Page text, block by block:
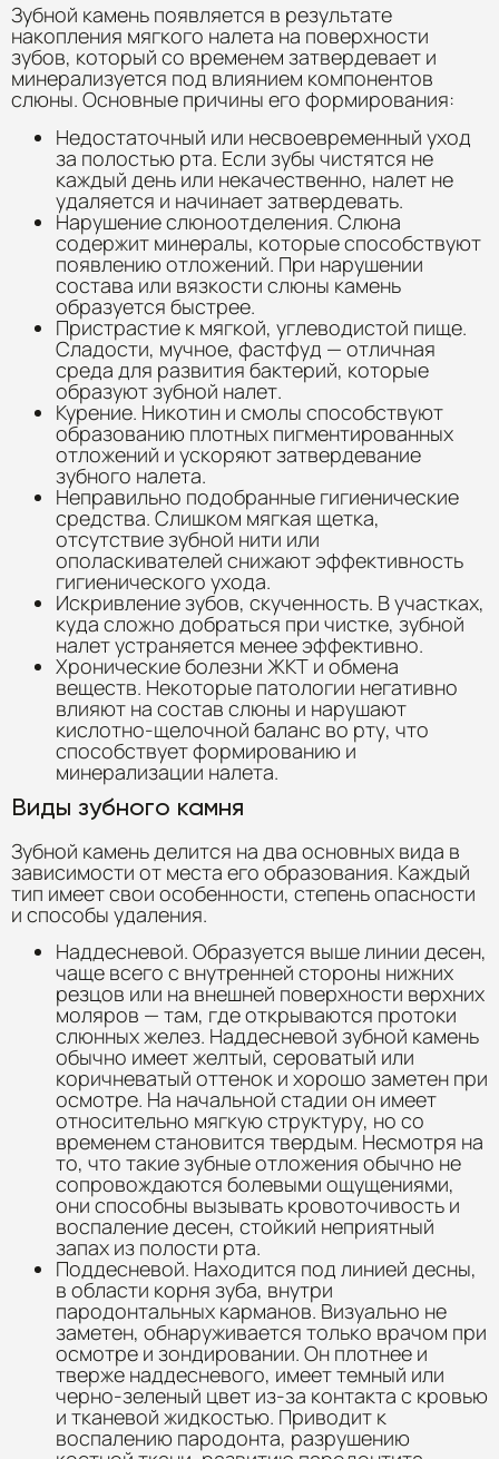
Зубной камень появляется в результате
накопления мягкого налета на поверхности
зубов, который со временем затвердевает и
минерализуется под влиянием компонентов
слюны. Основные причины его формирования:
Недостаточный или несвоевременный уход
за полостью рта. Если зубы чистятся не
каждый день или некачественно, налет не
удаляется и начинает затвердевать.
Нарушение слюноотделения. Слюна
содержит минералы, которые способствуют
появлению отложений. При нарушении
состава или вязкости слюны камень
образуется быстрее.
Пристрастие к мягкой, углеводистой пище.
Сладости, мучное, фастфуд — отличная
среда для развития бактерий, которые
образуют зубной налет.
Курение. Никотин и смолы способствуют
образованию плотных пигментированных
отложений и ускоряют затвердевание
зубного налета.
Неправильно подобранные гигиенические
средства. Слишком мягкая щетка,
отсутствие зубной нити или
ополаскивателей снижают эффективность
гигиенического ухода.
Искривление зубов, скученность. В участках,
куда сложно добраться при чистке, зубной
налет устраняется менее эффективно.
Хронические болезни ЖКТ и обмена
веществ. Некоторые патологии негативно
влияют на состав слюны и нарушают
кислотно-щелочной баланс во рту, что
способствует формированию и
минерализации налета.
Виды зубного камня
Зубной камень делится на два основных вида в
зависимости от места его образования. Каждый
тип имеет свои особенности, степень опасности
и способы удаления.
Наддесневой. Образуется выше линии десен,
чаще всего с внутренней стороны нижних
резцов или на внешней поверхности верхних
моляров — там, где открываются протоки
слюнных желез. Наддесневой зубной камень
обычно имеет желтый, сероватый или
коричневатый оттенок и хорошо заметен при
осмотре. На начальной стадии он имеет
относительно мягкую структуру, но со
временем становится твердым. Несмотря на
то, что такие зубные отложения обычно не
сопровождаются болевыми ощущениями,
они способны вызывать кровоточивость и
воспаление десен, стойкий неприятный
запах из полости рта.
Поддесневой. Находится под линией десны,
в области корня зуба, внутри
пародонтальных карманов. Визуально не
заметен, обнаруживается только врачом при
осмотре и зондировании. Он плотнее и
тверже наддесневого, имеет темный или
черно-зеленый цвет из-за контакта с кровью
и тканевой жидкостью. Приводит к
воспалению пародонта, разрушению